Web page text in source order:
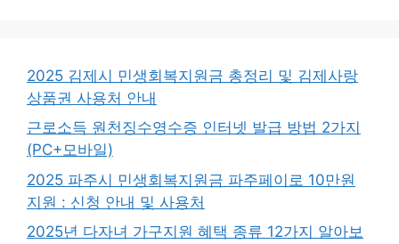
2025 김제시 민생회복지원금 총정리 및 김제사랑
상품권 사용처 안내
근로소득 원천징수영수증 인터넷 발급 방법 2가지
(PC+모바일)
2025 파주시 민생회복지원금 파주페이로 10만원
지원 : 신청 안내 및 사용처
2025년 다자녀 가구지원 혜택 종류 12가지 알아보